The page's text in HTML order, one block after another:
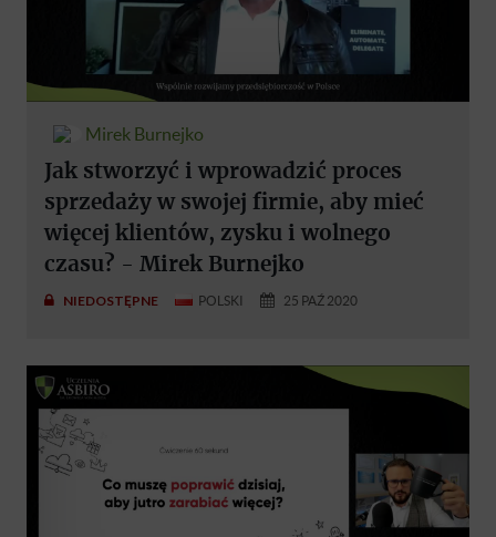
Mirek Burnejko
Jak stworzyć i wprowadzić proces
sprzedaży w swojej firmie, aby mieć
więcej klientów, zysku i wolnego
czasu? - Mirek Burnejko
NIEDOSTĘPNE POLSKI 25 PAŹ 2020